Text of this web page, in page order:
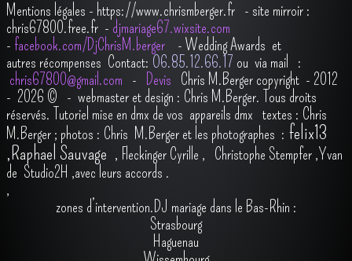
Mentions légales - https://www.chrismberger.fr - site mirroir :
chris67800.free.fr - djmariage67.wixsite.com
- facebook.com/DjChrisM.berger - Wedding Awards et
autres récompenses Contact: O6.85.12.66.17 ou via mail :
chris67800@gmail.com - Devis Chris M.Berger copyright - 2012
- 2026 © - webmaster et design : Chris M.Berger. Tous droits
réservés. Tutoriel mise en dmx de vos appareils dmx textes : Chris
M.Berger ; photos : Chris M.Berger et les photographes : felix13
,Raphael Sauvage , Fleckinger Cyrille , Christophe Stempfer ,Yvan
de Studio2H ,avec leurs accords .
,
zones d’intervention.DJ mariage dans le Bas-Rhin :
Strasbourg
Haguenau